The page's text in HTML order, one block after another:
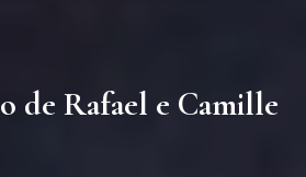
de Rafael e Camille